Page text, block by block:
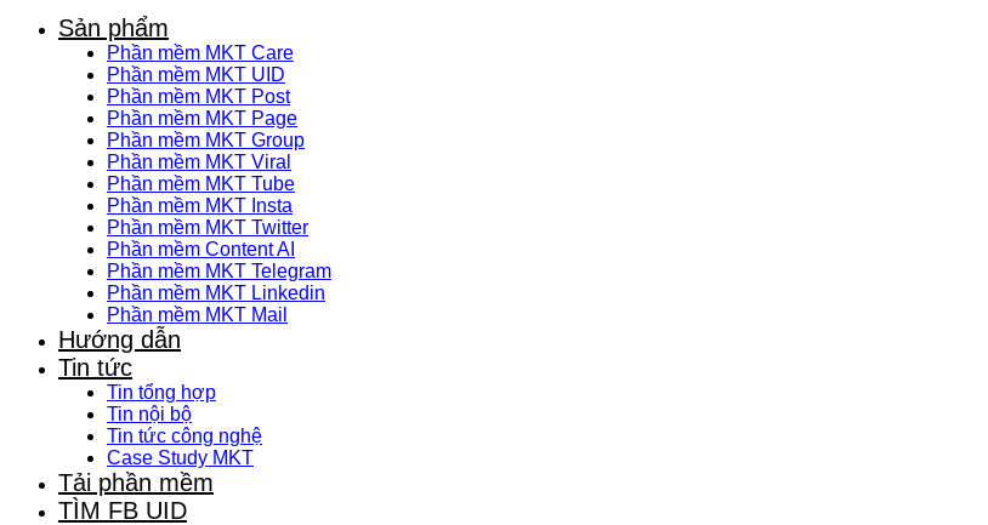
Sản phẩm
Phần mềm MKT Care
Phần mềm MKT UID
Phần mềm MKT Post
Phần mềm MKT Page
Phần mềm MKT Group
Phần mềm MKT Viral
Phần mềm MKT Tube
Phần mềm MKT Insta
Phần mềm MKT Twitter
Phần mềm Content AI
Phần mềm MKT Telegram
Phần mềm MKT Linkedin
Phần mềm MKT Mail
Hướng dẫn
Tin tức
Tin tổng hợp
Tin nội bộ
Tin tức công nghệ
Case Study MKT
Tải phần mềm
TÌM FB UID